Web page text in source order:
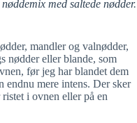
med saltede nødder.
mandler og valnødder,
nødder eller blande, som
før jeg har blandet dem
endnu mere intens. Der sker
i ovnen eller på en